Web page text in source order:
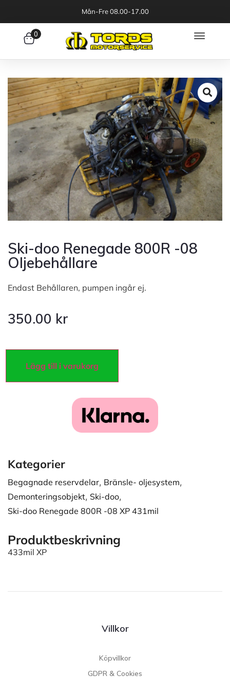
Mån-Fre 08.00-17.00
0
Ski-doo Renegade 800R -08
Oljebehållare
Endast Behållaren, pumpen ingår ej.
350.00 kr
Lägg till i varukorg
Kategorier
Begagnade reservdelar, Bränsle- oljesystem,
Demonteringsobjekt, Ski-doo,
Ski-doo Renegade 800R -08 XP 431mil
Produktbeskrivning
433mil XP
Villkor
Köpvillkor
GDPR & Cookies